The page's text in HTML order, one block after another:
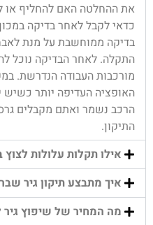
את ההחלטה האם להחליף או
כדאי לקבל לאחר בדיקה
בדיקה ממוחשבת על מנת
התקלה. לאחר הבדיקה נוכל
מורכבות העבודה הנדרשת.
האופציה העדיפה יותר כשיש
הרכב נשמר ואתם מקבלים
התיקון.
אילו תקלות עלולות
איך מתבצע תיקון גיר
מה המחיר של שיפוץ